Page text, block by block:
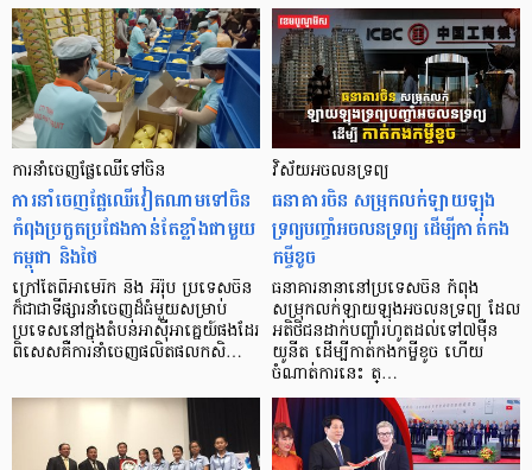
ការនាំចេញ​ផ្លែឈើទៅចិន
ការនាំចេញផ្លែឈើវៀតណាមទៅចិន
កំពុងប្រកួតប្រជែងកាន់តែខ្លាំងជាមួយ
កម្ពុជា និងថៃ
ក្រៅតែពីអាមេរិក និង អឺរ៉ុប ប្រទេសចិន
ក៏ជាជាទីផ្សារនាំចេញដ៏ធំមួយសម្រាប់
ប្រទេសនៅក្នុងតំបន់អាស៊ីអាគ្នេយ៍ផងដែរ
ពិសេសគឺការនាំចេញផលិតផលកសិ…
វិស័យអចលនទ្រព្យ
ធនាគារចិន សម្រុកលក់ឡាយឡុង
ទ្រព្យបញ្ចាំអចលនទ្រព្យ ដើម្បីកាត់កង
កម្ចីខូច
ធនាគារនានានៅប្រទេសចិន កំពុង
សម្រុកលក់ឡាយឡុងអចលនទ្រព្យ ដែល
អតិថិជនដាក់បញ្ចាំរហូតដល់ទៅ៧ម៉ឺន
យូនីត ដើម្បីកាត់កងកម្ចីខូច ហើយ
ចំណាត់ការនេះ ត្…